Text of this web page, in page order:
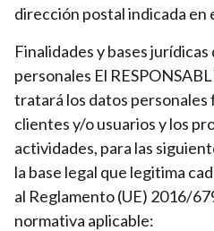
dirección postal indicada en
Finalidades y bases
personales El
tratará los datos personales
clientes y/o usuarios y los
actividades, para las
la base legal que legitima
al Reglamento (UE) 2016/
normativa aplicable: